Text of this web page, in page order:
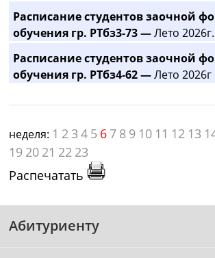
Расписание студентов заочной
обучения гр. РТбз3-73 —Лето 2026г.
Расписание студентов заочной
обучения гр. РТбз4-62 —Лето 2026г
неделя: 1 2 3 4 5 6 7 8 9 10 11 12 13
19 20 21 22 23
Распечатать
Абитуриенту